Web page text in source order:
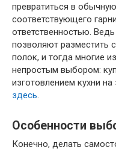
превратиться в
соответствующего
ответственностью.
позволяют разместить
полок, и тогда многие
непростым выбором:
изготовлением кухни
здесь.
Особенности
Конечно, делать